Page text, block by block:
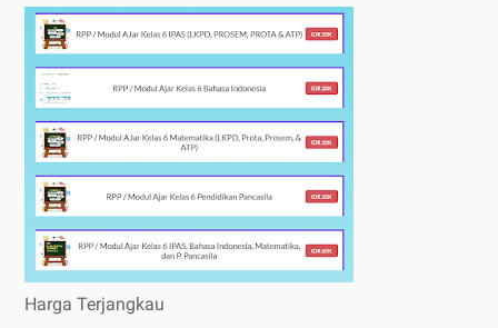
Harga Terjangkau